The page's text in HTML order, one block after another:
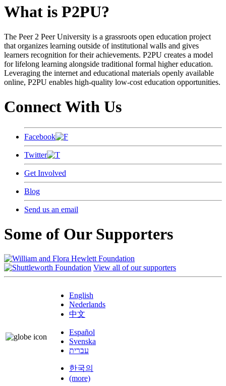
What is P2PU?
The Peer 2 Peer University is a grassroots open education project
that organizes learning outside of institutional walls and gives
learners recognition for their achievements. P2PU creates a model
for lifelong learning alongside traditional formal higher education.
Leveraging the internet and educational materials openly available
online, P2PU enables high-quality low-cost education opportunities.
Connect With Us
Facebook
Twitter
Get Involved
Blog
Send us an email
Some of Our Supporters
View all of our supporters
English
Nederlands
中文
Español
Svenska
עברית
한국의
(more)